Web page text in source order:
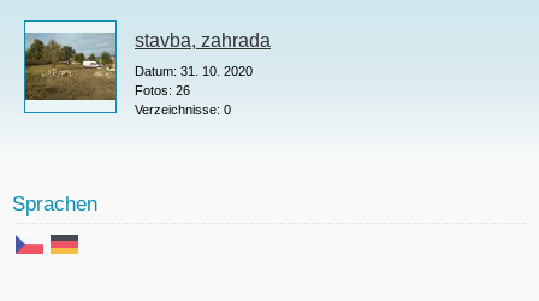
stavba, zahrada
Datum: 31. 10. 2020
Fotos: 26
Verzeichnisse: 0
Sprachen